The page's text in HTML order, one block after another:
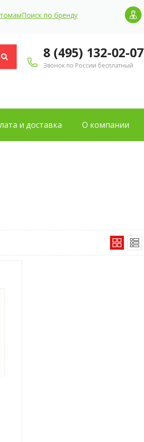
Поиск по бренду
8 (495) 132-02-07
Звонок по России бесплатный
и доставка О компании